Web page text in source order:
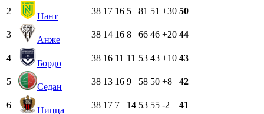
2
Нант
38 17 16 5 81 51 +30 50
3
Анже
38 14 16 8 66 46 +20 44
4
Бордо
38 16 11 11 53 43 +10 43
5
Седан
38 13 16 9 58 50 +8 42
6
Ницца
38 17 7 14 53 55 -2 41